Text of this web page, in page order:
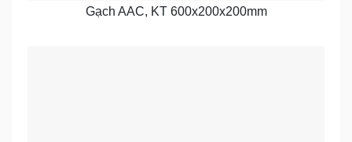
Gạch AAC, KT 600x200x200mm